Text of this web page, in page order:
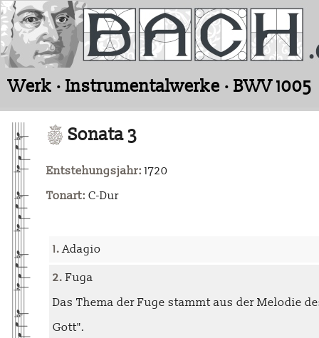
Werk · Instrumentalwerke · BWV 1005
Sonata 3
Entstehungsjahr: 1720
Tonart: C-Dur
1.Adagio
2. Fuga
Das Thema der Fuge stammt aus der Melodie
Gott".